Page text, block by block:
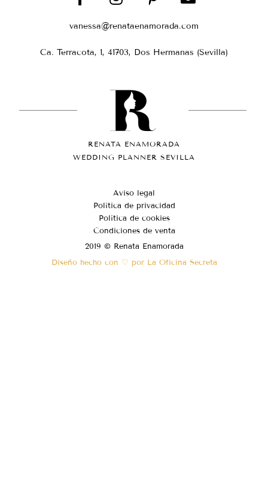
vanessa@renataenamorada.com
Ca. Terracota, 1, 41703, Dos Hermanas (Sevilla)
RENATA ENAMORADA
WEDDING PLANNER SEVILLA
Aviso legal
Política de privacidad
Política de cookies
Condiciones de venta
2019 © Renata Enamorada
Diseño hecho con ♡ por La Oficina Secreta